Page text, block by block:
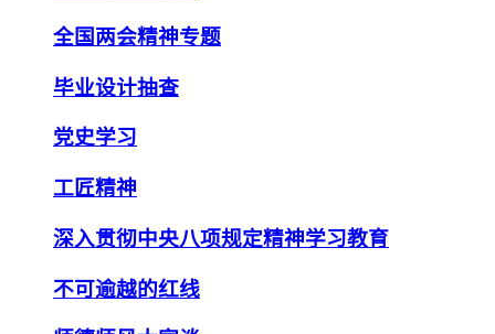
全国两会精神专题
毕业设计抽查
党史学习
工匠精神
深入贯彻中央八项规定精神学习教育
不可逾越的红线